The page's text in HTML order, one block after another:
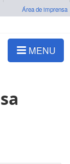
Área de imprensa
MENU